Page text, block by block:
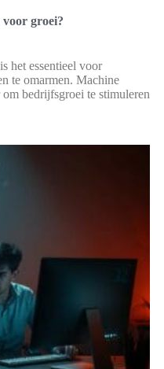
groei?
het essentieel voor
te omarmen. Machine
bedrijfsgroei te stimuleren